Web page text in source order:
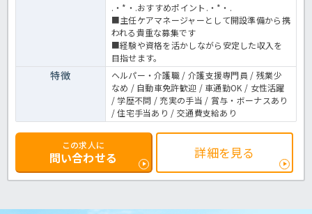
.・*・.おすすめポイント.・*・.
■主任ケアマネージャーとして開設準備から携
われる貴重な募集です
■経験や資格を活かしながら安定した収入を
目指せます。
特徴
ヘルパー・介護職 / 介護支援専門員 / 残業少
なめ / 自動車免許歓迎 / 車通勤OK / 女性活躍
/ 学歴不問 / 充実の手当 / 賞与・ボーナスあり
/ 住宅手当あり / 交通費支給あり
この求人に
問い合わせる 詳細を見る